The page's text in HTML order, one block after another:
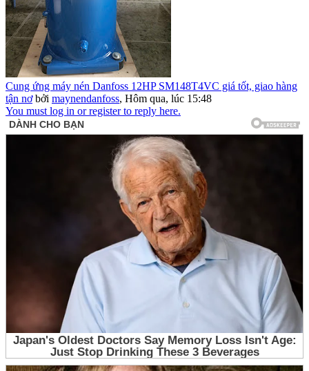
Cung ứng máy nén Danfoss 12HP SM148T4VC giá tốt, giao hàng
tận nơ bởi maynendanfoss, Hôm qua, lúc 15:48
You must log in or register to reply here.